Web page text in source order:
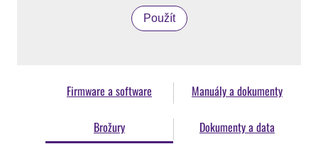
Použít
Firmware a software Manuály a dokumenty
Brožury Dokumenty a data